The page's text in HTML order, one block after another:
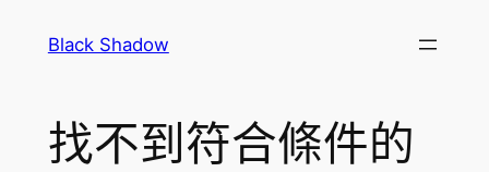
Black Shadow
找不到符合條件的